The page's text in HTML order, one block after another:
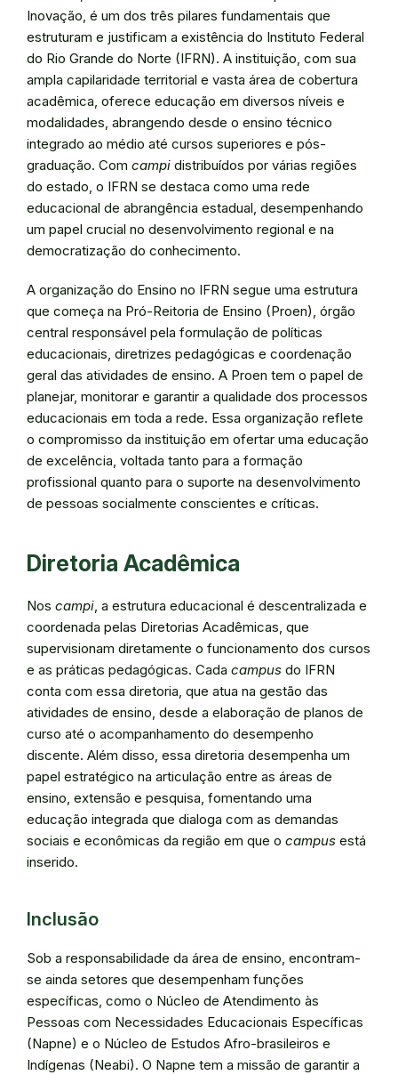
Inovação, é um dos três pilares fundamentais que
estruturam e justificam a existência do Instituto Federal
do Rio Grande do Norte (IFRN). A instituição, com sua
ampla capilaridade territorial e vasta área de cobertura
acadêmica, oferece educação em diversos níveis e
modalidades, abrangendo desde o ensino técnico
integrado ao médio até cursos superiores e pós-
graduação. Com campi distribuídos por várias regiões
do estado, o IFRN se destaca como uma rede
educacional de abrangência estadual, desempenhando
um papel crucial no desenvolvimento regional e na
democratização do conhecimento.
A organização do Ensino no IFRN segue uma estrutura
que começa na Pró-Reitoria de Ensino (Proen), órgão
central responsável pela formulação de políticas
educacionais, diretrizes pedagógicas e coordenação
geral das atividades de ensino. A Proen tem o papel de
planejar, monitorar e garantir a qualidade dos processos
educacionais em toda a rede. Essa organização reflete
o compromisso da instituição em ofertar uma educação
de excelência, voltada tanto para a formação
profissional quanto para o suporte na desenvolvimento
de pessoas socialmente conscientes e críticas.
Diretoria Acadêmica
Nos campi, a estrutura educacional é descentralizada e
coordenada pelas Diretorias Acadêmicas, que
supervisionam diretamente o funcionamento dos cursos
e as práticas pedagógicas. Cada campus do IFRN
conta com essa diretoria, que atua na gestão das
atividades de ensino, desde a elaboração de planos de
curso até o acompanhamento do desempenho
discente. Além disso, essa diretoria desempenha um
papel estratégico na articulação entre as áreas de
ensino, extensão e pesquisa, fomentando uma
educação integrada que dialoga com as demandas
sociais e econômicas da região em que o campus está
inserido.
Inclusão
Sob a responsabilidade da área de ensino, encontram-
se ainda setores que desempenham funções
específicas, como o Núcleo de Atendimento às
Pessoas com Necessidades Educacionais Específicas
(Napne) e o Núcleo de Estudos Afro-brasileiros e
Indígenas (Neabi). O Napne tem a missão de garantir a